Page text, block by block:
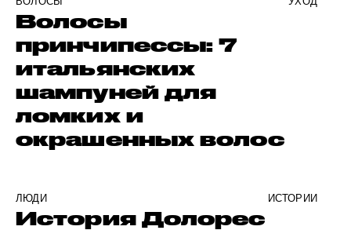
Волосы
принчипессы: 7
итальянских
шампуней для
ломких и
окрашенных волос
ЛЮДИ ИСТОРИИ
История Долорес